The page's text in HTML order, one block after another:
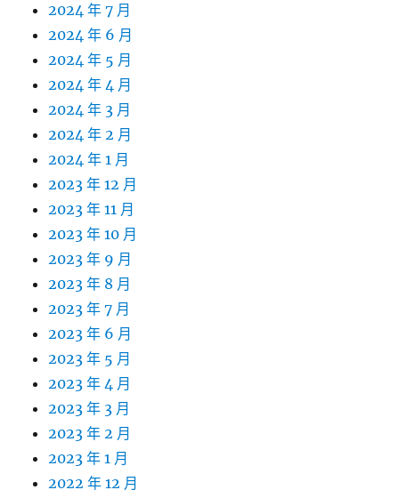
2024 年 7 月
2024 年 6 月
2024 年 5 月
2024 年 4 月
2024 年 3 月
2024 年 2 月
2024 年 1 月
2023 年 12 月
2023 年 11 月
2023 年 10 月
2023 年 9 月
2023 年 8 月
2023 年 7 月
2023 年 6 月
2023 年 5 月
2023 年 4 月
2023 年 3 月
2023 年 2 月
2023 年 1 月
2022 年 12 月